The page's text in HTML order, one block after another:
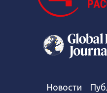
Новости